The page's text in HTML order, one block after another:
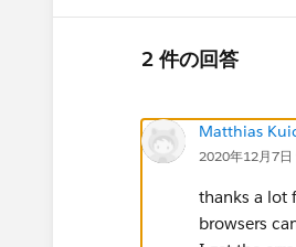
2 件の回答
Matthias
2020年12月7日
thanks a lot
browsers